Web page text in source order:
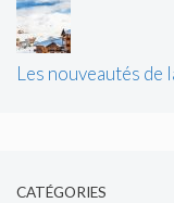
Les nouveautés de
CATÉGORIES